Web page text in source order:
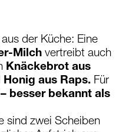
der Küche: Eine
Milch vertreibt auch
Knäckebrot aus
Honig aus Raps. Für
besser bekannt als
sind zwei Scheiben